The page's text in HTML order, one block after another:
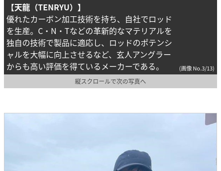
【天龍（TENRYU）】
優れたカーボン加工技術を持ち、自社でロッド
を生産。C・N・Tなどの革新的なマテリアルを
独自の技術で製品に適応し、ロッドのポテンシ
ャルを大幅に向上させるなど、玄人アングラー
からも高い評価を得ているメーカーである。
(画像 No.3/13)
縦スクロールで次の写真へ